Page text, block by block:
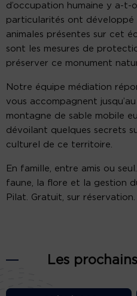
d’occupation humaine y a-t-
particularités ont développé
animales présentes sur cet
sont les mesures de
préserver ce monument
Notre équipe médiation
vous accompagnent
montagne de sable mobile
dévoilant quelques secrets
culturel de ce territoire.
En famille, entre amis ou
faune, la flore et la gestion
Pilat. Gratuit, sur réservation.
Les